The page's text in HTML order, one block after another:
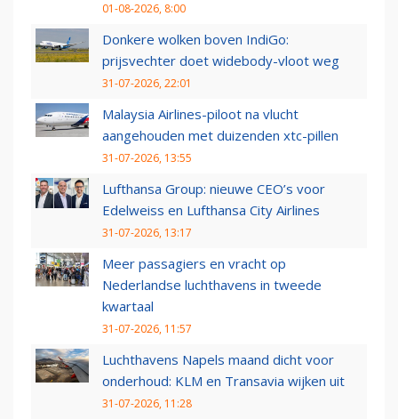
01-08-2026, 8:00
Donkere wolken boven IndiGo:
prijsvechter doet widebody-vloot weg
31-07-2026, 22:01
Malaysia Airlines-piloot na vlucht
aangehouden met duizenden xtc-pillen
31-07-2026, 13:55
Lufthansa Group: nieuwe CEO’s voor
Edelweiss en Lufthansa City Airlines
31-07-2026, 13:17
Meer passagiers en vracht op
Nederlandse luchthavens in tweede
kwartaal
31-07-2026, 11:57
Luchthavens Napels maand dicht voor
onderhoud: KLM en Transavia wijken uit
31-07-2026, 11:28